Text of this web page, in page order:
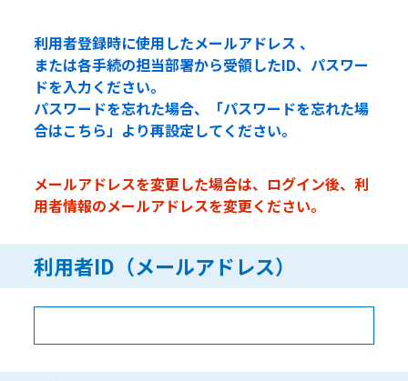
利用者登録時に使用したメールアドレス 、
または各手続の担当部署から受領したID、パスワー
ドを入力ください。
パスワードを忘れた場合、「パスワードを忘れた場
合はこちら」より再設定してください。
メールアドレスを変更した場合は、ログイン後、利
用者情報のメールアドレスを変更ください。
利用者ID（メールアドレス）